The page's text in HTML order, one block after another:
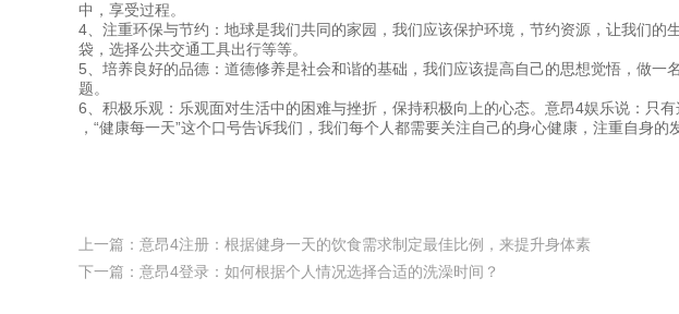
中，享受过程。
4、注重环保与节约：地球是我们共同的家园，我们应该保护环境，节约资源，让我们
袋，选择公共交通工具出行等等。
5、培养良好的品德：道德修养是社会和谐的基础，我们应该提高自己的思想觉悟，做
题。
6、积极乐观：乐观面对生活中的困难与挫折，保持积极向上的心态。意昂4娱乐说：只
，“健康每一天”这个口号告诉我们，我们每个人都需要关注自己的身心健康，注重自身
上一篇： 意昂4注册：根据健身一天的饮食需求制定最佳比例，来提升身体素
下一篇： 意昂4登录：如何根据个人情况选择合适的洗澡时间？